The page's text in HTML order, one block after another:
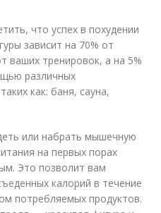
что успех в похудении
зависит на 70% от
ваших тренировок, а на 5%
различных
как: баня, сауна,
или набрать мышечную
на первых порах
Это позволит вам
калорий в течение
потребляемых продуктов.